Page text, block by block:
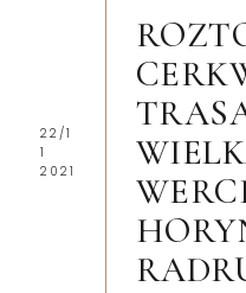
22/1
1
2021